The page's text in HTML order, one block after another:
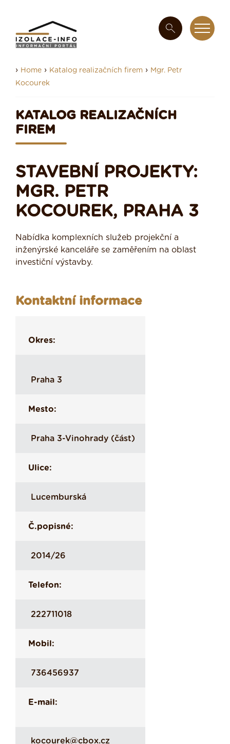
› Home › Katalog realizačních firem › Mgr. Petr
Kocourek
KATALOG REALIZAČNÍCH
FIREM
STAVEBNÍ PROJEKTY:
MGR. PETR
KOCOUREK, PRAHA 3
Nabídka komplexních služeb projekční a
inženýrské kanceláře se zaměřením na oblast
investiční výstavby.
Kontaktní informace
Okres:
Praha 3
Mesto:
Praha 3-Vinohrady (část)
Ulice:
Lucemburská
Č.popisné:
2014/26
Telefon:
222711018
Mobil:
736456937
E-mail:
kocourek@cbox.cz